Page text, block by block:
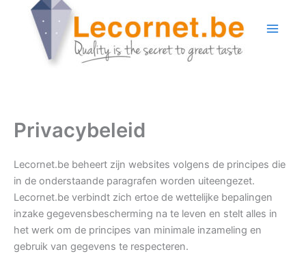
Privacybeleid
Lecornet.be beheert zijn websites volgens de principes die
in de onderstaande paragrafen worden uiteengezet.
Lecornet.be verbindt zich ertoe de wettelijke bepalingen
inzake gegevensbescherming na te leven en stelt alles in
het werk om de principes van minimale inzameling en
gebruik van gegevens te respecteren.